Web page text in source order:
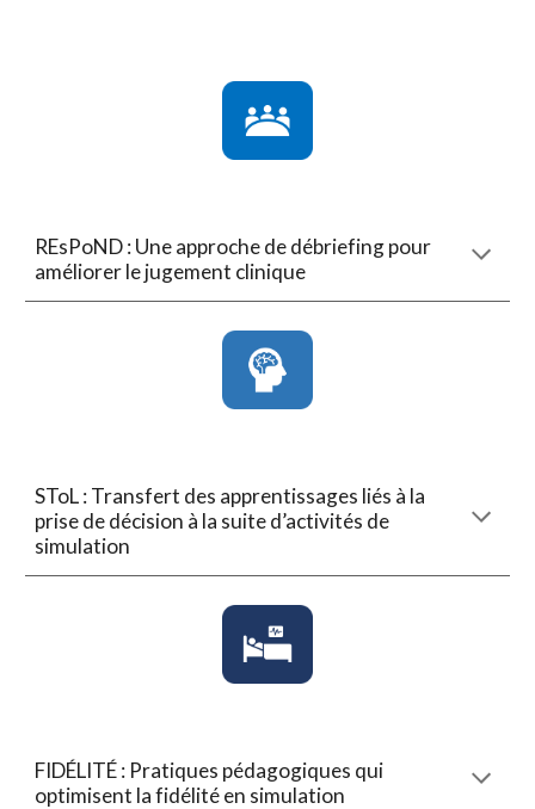
REsPoND : Une approche de débriefing pour
améliorer le jugement clinique
SToL : Transfert des apprentissages liés à la
prise de décision à la suite d’activités de
simulation
FIDÉLITÉ : Pratiques pédagogiques qui
optimisent la fidélité en simulation